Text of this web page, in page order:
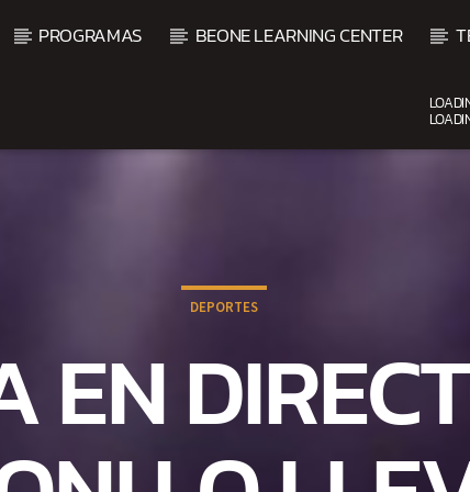
PROGRAMAS BEONE LEARNING CENTER
DEPORTES
EN